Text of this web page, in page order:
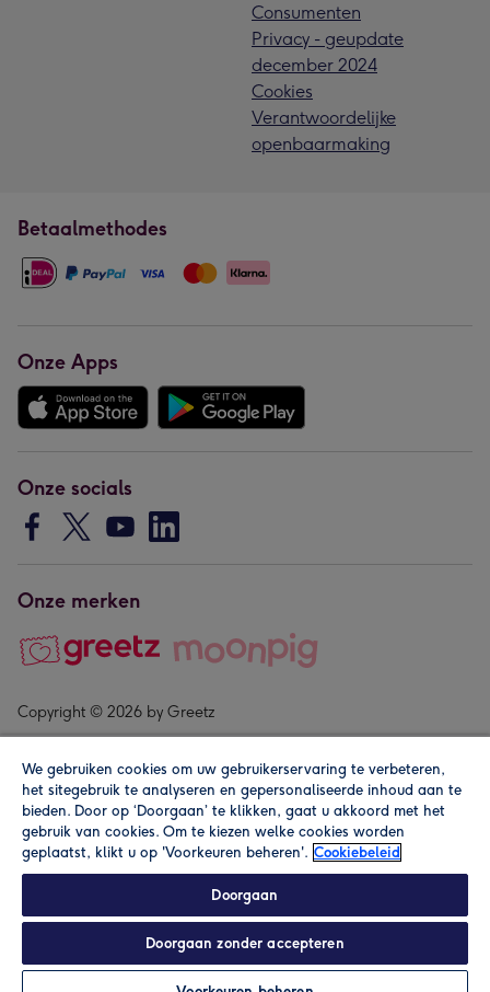
In winkelmand Personaliseren
Consumenten
Privacy - geupdate
december 2024
Cookies
Verantwoordelijke
openbaarmaking
Betaalmethodes
Onze Apps
Onze socials
Onze merken
Copyright © 2026 by Greetz
Alle prijzen zijn inclusief btw en andere heffingen. Lees de
We gebruiken cookies om uw gebruikerservaring te verbeteren,
het sitegebruik te analyseren en gepersonaliseerde inhoud aan te
bieden. Door op ‘Doorgaan’ te klikken, gaat u akkoord met het
gebruik van cookies. Om te kiezen welke cookies worden
geplaatst, klikt u op 'Voorkeuren beheren'. Cookiebeleid
Doorgaan
Doorgaan zonder accepteren